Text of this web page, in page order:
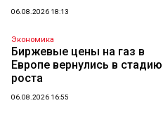
06.08.2026 18:13
Экономика
Биржевые цены на газ в
Европе вернулись в стадию
роста
06.08.2026 16:55